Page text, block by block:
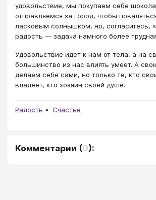
удовольствие, мы покупаем себе
отправляемся за город, чтобы
ласковым солнышком, но, согласитесь,
радость — задача намного более
Удовольствие идет к нам от тела, а на
большинство из нас влиять умеет. А
делаем себе сами, но только те, кто
владеет, кто хозяин своей душе.
Радость Счастье
Комментарии (0):